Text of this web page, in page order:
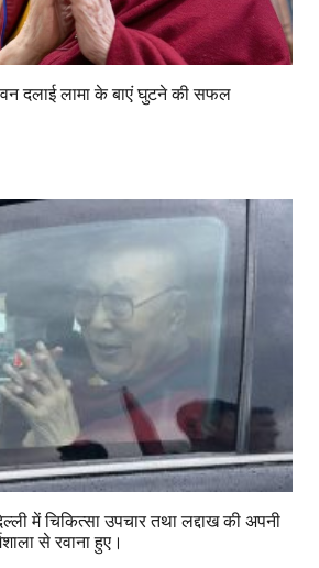
दलाई लामा के बाएं घुटने की सफल
में चिकित्सा उपचार तथा लद्दाख की अपनी
से रवाना हुए।